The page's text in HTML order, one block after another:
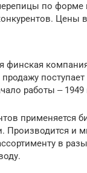
по форме
Цены
финская
работы ‒ 1949
применяется
Производится и
в